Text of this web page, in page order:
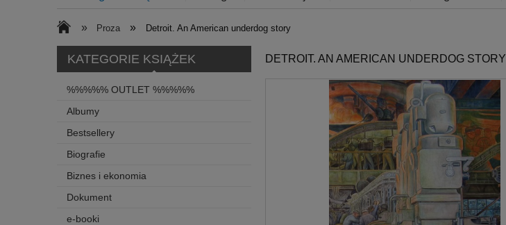
» Proza » Detroit. An American underdog story
KATEGORIE KSIĄŻEK
%%%%% OUTLET %%%%%
Albumy
Bestsellery
Biografie
Biznes i ekonomia
Dokument
e-booki
DETROIT. AN AMERICAN UNDERDOG STORY